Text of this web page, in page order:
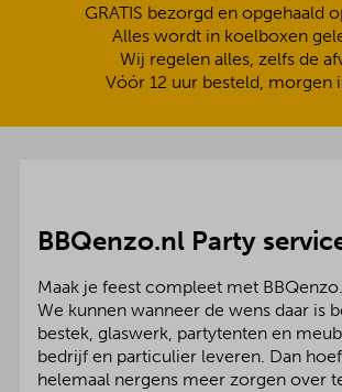
GRATIS bezorgd en opgehaald
Alles wordt in koelboxen
Wij regelen alles, zelfs de
Vóór 12 uur besteld, morgen
BBQenzo.nl Party
Maak je feest compleet met
We kunnen wanneer de wens daar is
bestek, glaswerk, partytenten en
bedrijf en particulier leveren. Dan
helemaal nergens meer zorgen over